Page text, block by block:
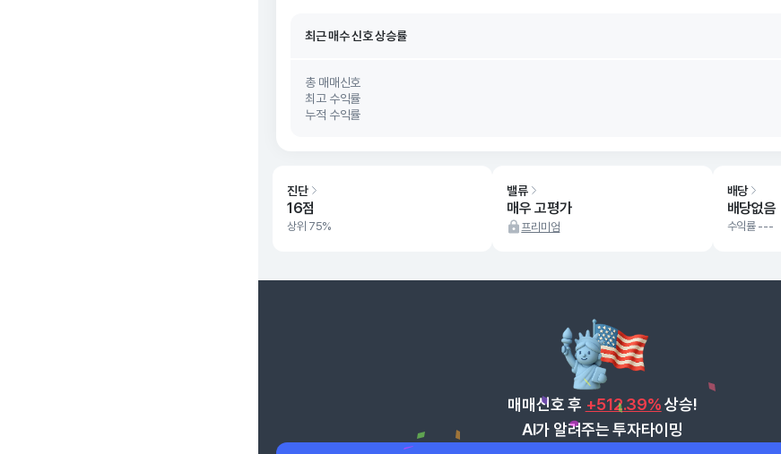
총 매매신호
최고 수익률
누적 수익률
진단
16점
상위 75%
밸류
매우 고평가
프리미엄
배당
배당없음
수익률 ---
매매신호 후 +512.39% 상승!
AI가 알려주는 투자타이밍